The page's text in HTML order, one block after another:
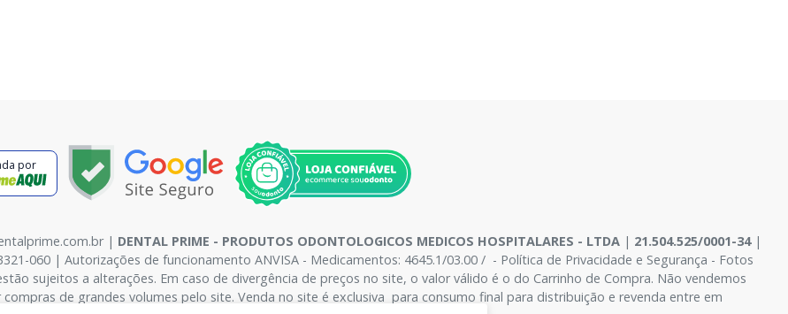
por
| DENTAL PRIME - PRODUTOS ODONTOLOGICOS MEDICOS HOSPITALARES - LTDA | 21.504.525/0001-34|
060 | Autorizações de funcionamento ANVISA - Medicamentos: 4645.1/03.00 / - Política de Privacidade e Segurança - Fotos
sujeitos a alterações. Em caso de divergência de preços no site, o valor válido é o do Carrinho de Compra. Não vendemos
de grandes volumes pelo site. Venda no site é exclusiva para consumo final para distribuição e revenda entre em